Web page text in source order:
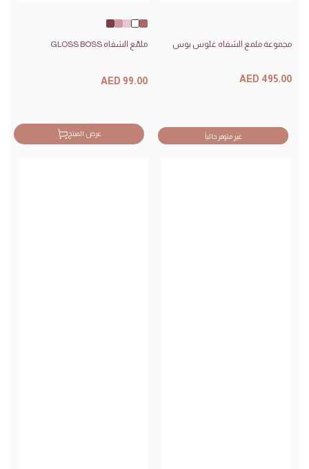
مجموعة ملمع الشفاه غلوس بوس
السعر
AED 495.00
غير متوفر حالياً
Stay
Fab
Crystal
Clear
Dazzling
Pink
Posh
Pink
Purple
Reignملمّع الشفاه GLOSS BOSS
السعر
AED 99.00
عرض المنتج